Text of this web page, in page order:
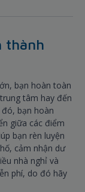
thành
bạn hoàn toàn
tâm hay đến
bạn hoàn
giữa các điểm
bạn rèn luyện
cảm nhận dư
nhà nghỉ và
phí, do đó hãy